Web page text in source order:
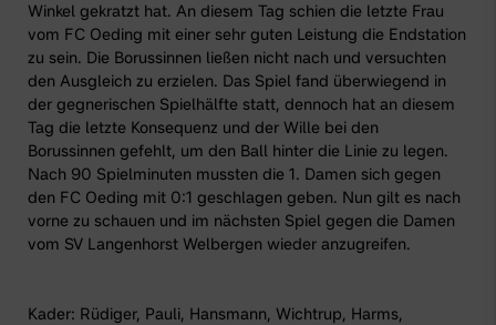
Winkel gekratzt hat. An diesem Tag schien die letzte Frau
vom FC Oeding mit einer sehr guten Leistung die Endstation
zu sein. Die Borussinnen ließen nicht nach und versuchten
den Ausgleich zu erzielen. Das Spiel fand überwiegend in
der gegnerischen Spielhälfte statt, dennoch hat an diesem
Tag die letzte Konsequenz und der Wille bei den
Borussinnen gefehlt, um den Ball hinter die Linie zu legen.
Nach 90 Spielminuten mussten die 1. Damen sich gegen
den FC Oeding mit 0:1 geschlagen geben. Nun gilt es nach
vorne zu schauen und im nächsten Spiel gegen die Damen
vom SV Langenhorst Welbergen wieder anzugreifen.
Kader: Rüdiger, Pauli, Hansmann, Wichtrup, Harms,